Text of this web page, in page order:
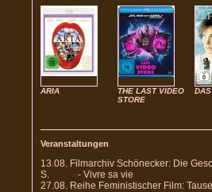
ARIA
THE LAST VIDEO
STORE
Veranstaltungen
13.08. Filmarchiv Schönecker: Die
S. - Vivre sa vie
27.08. Reihe Feministischer Film: